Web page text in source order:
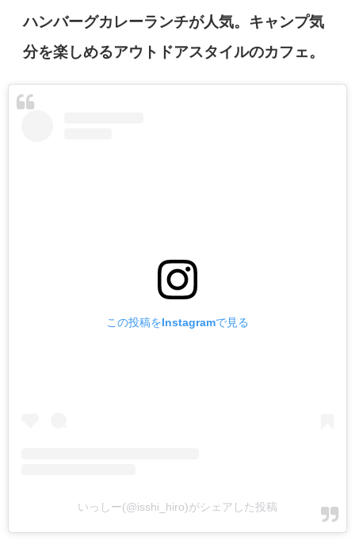
ハンバーグカレーランチが人気。キャンプ気
分を楽しめるアウトドアスタイルのカフェ。
この投稿をInstagramで見る
いっしー(@isshi_hiro)がシェアした投稿